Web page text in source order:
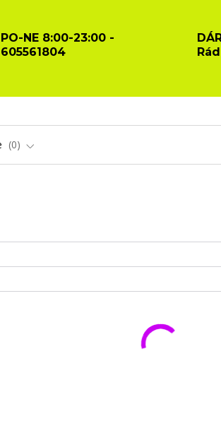
PO-NE 8:00-23:00 -
605561804
0